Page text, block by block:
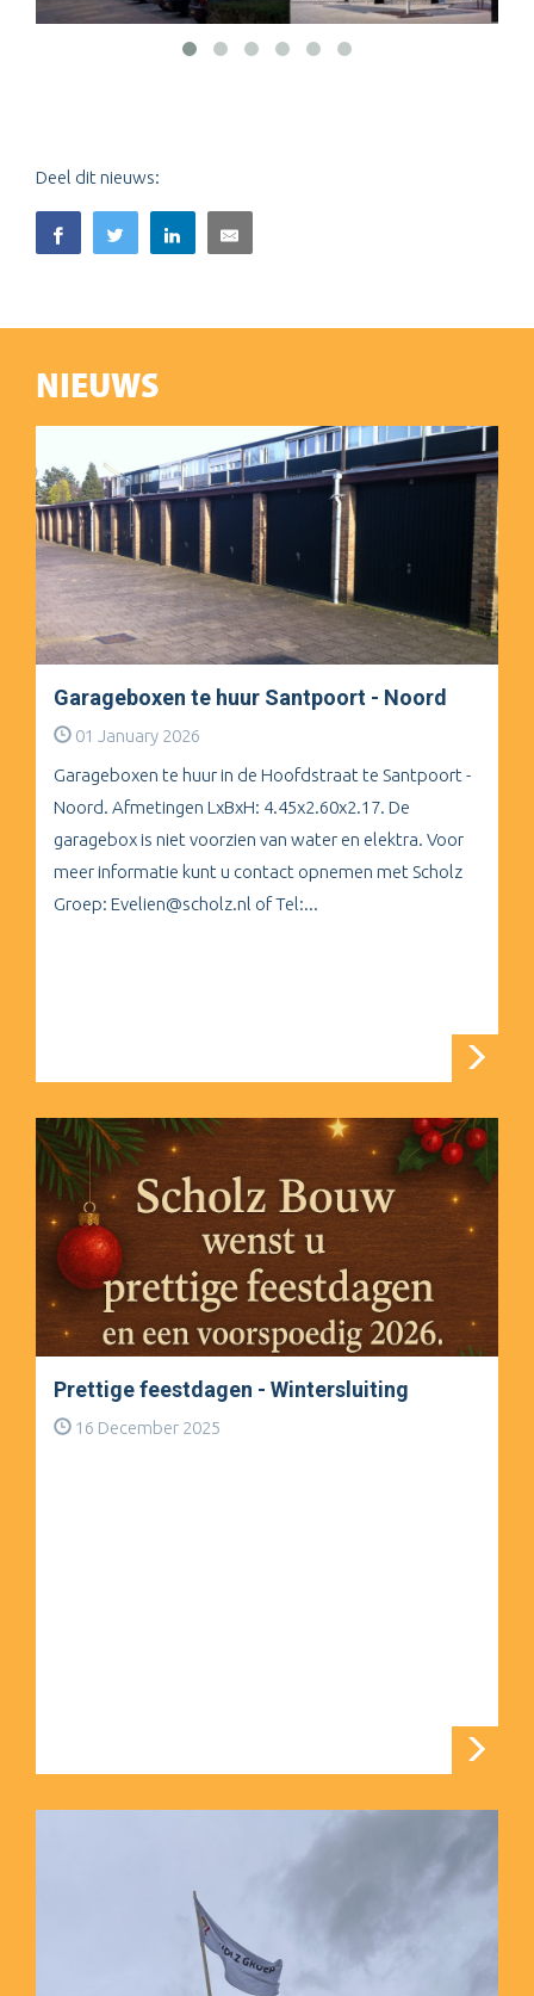
Deel dit nieuws:
NIEUWS
Garageboxen te huur Santpoort - Noord
01 January 2026
Garageboxen te huur in de Hoofdstraat te Santpoort -
Noord. Afmetingen LxBxH: 4.45x2.60x2.17. De
garagebox is niet voorzien van water en elektra. Voor
meer informatie kunt u contact opnemen met Scholz
Groep: Evelien@scholz.nl of Tel:...
Prettige feestdagen - Wintersluiting
16 December 2025